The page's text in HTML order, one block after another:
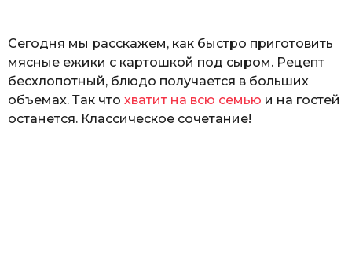
Сегодня мы расскажем, как быстро приготовить
мясные ежики с картошкой под сыром. Рецепт
бесхлопотный, блюдо получается в больших
объемах. Так что хватит на всю семью и на гостей
останется. Классическое сочетание!